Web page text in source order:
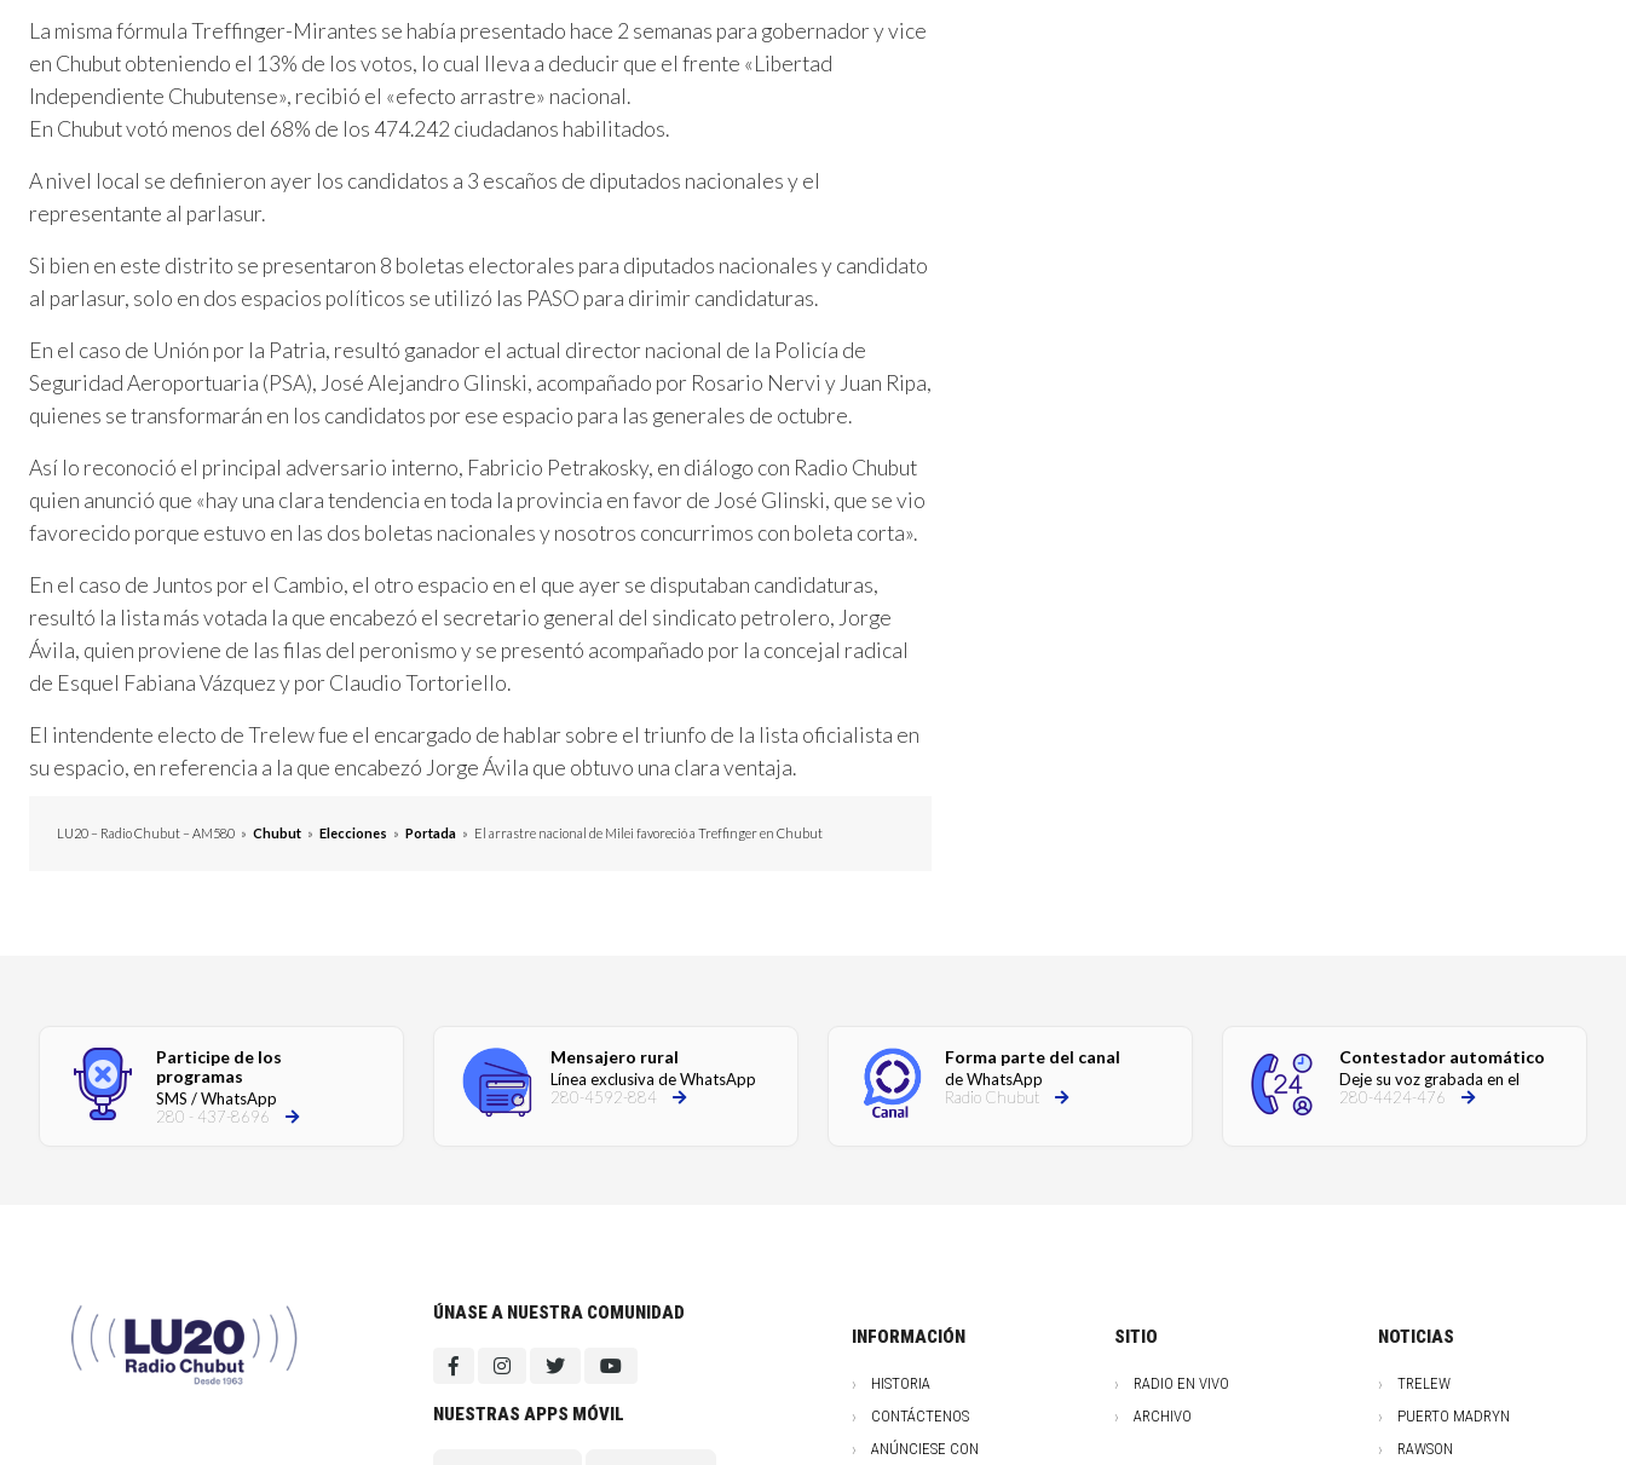
La misma fórmula Treffinger-Mirantes se había presentado hace 2 semanas para gobernador y vice
en Chubut obteniendo el 13% de los votos, lo cual lleva a deducir que el frente «Libertad
Independiente Chubutense», recibió el «efecto arrastre» nacional.
En Chubut votó menos del 68% de los 474.242 ciudadanos habilitados.
A nivel local se definieron ayer los candidatos a 3 escaños de diputados nacionales y el
representante al parlasur.
Si bien en este distrito se presentaron 8 boletas electorales para diputados nacionales y candidato
al parlasur, solo en dos espacios políticos se utilizó las PASO para dirimir candidaturas.
En el caso de Unión por la Patria, resultó ganador el actual director nacional de la Policía de
Seguridad Aeroportuaria (PSA), José Alejandro Glinski, acompañado por Rosario Nervi y Juan Ripa,
quienes se transformarán en los candidatos por ese espacio para las generales de octubre.
Así lo reconoció el principal adversario interno, Fabricio Petrakosky, en diálogo con Radio Chubut
quien anunció que «hay una clara tendencia en toda la provincia en favor de José Glinski, que se vio
favorecido porque estuvo en las dos boletas nacionales y nosotros concurrimos con boleta corta».
En el caso de Juntos por el Cambio, el otro espacio en el que ayer se disputaban candidaturas,
resultó la lista más votada la que encabezó el secretario general del sindicato petrolero, Jorge
Ávila, quien proviene de las filas del peronismo y se presentó acompañado por la concejal radical
de Esquel Fabiana Vázquez y por Claudio Tortoriello.
El intendente electo de Trelew fue el encargado de hablar sobre el triunfo de la lista oficialista en
su espacio, en referencia a la que encabezó Jorge Ávila que obtuvo una clara ventaja.
LU20 – Radio Chubut – AM580 » Chubut » Elecciones » Portada » El arrastre nacional de Milei favoreció a Treffinger en Chubut
Participe de los
programas
SMS / WhatsApp
280 - 437-8696
Mensajero rural
Línea exclusiva de WhatsApp
280-4592-884
Forma parte del canal
de WhatsApp
Radio Chubut
Contestador automático
Deje su voz grabada en el
280-4424-476
ÚNASE A NUESTRA COMUNIDAD
NUESTRAS APPS MÓVIL
INFORMACIÓN
HISTORIA
CONTÁCTENOS
ANÚNCIESE CON
SITIO
RADIO EN VIVO
ARCHIVO
NOTICIAS
TRELEW
PUERTO MADRYN
RAWSON